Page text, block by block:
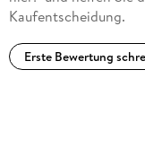
Kaufentscheidung.
Erste Bewertung